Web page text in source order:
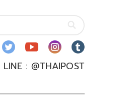
LINE : @THAIPOST